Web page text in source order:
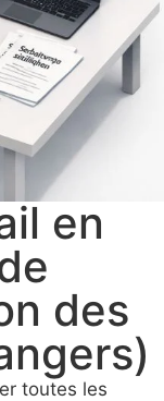
en
des
toutes les